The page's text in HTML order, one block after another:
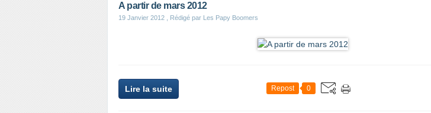
A partir de mars 2012
19 Janvier 2012 , Rédigé par Les Papy Boomers
Lire la suite Repost 0